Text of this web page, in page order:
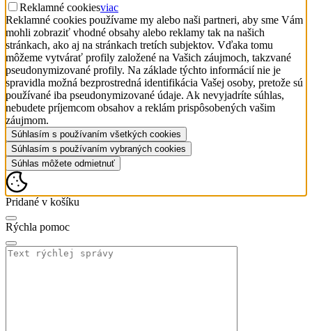
Reklamné cookiesviac
Reklamné cookies používame my alebo naši partneri, aby sme Vám
mohli zobraziť vhodné obsahy alebo reklamy tak na našich
stránkach, ako aj na stránkach tretích subjektov. Vďaka tomu
môžeme vytvárať profily založené na Vašich záujmoch, takzvané
pseudonymizované profily. Na základe týchto informácií nie je
spravidla možná bezprostredná identifikácia Vašej osoby, pretože sú
používané iba pseudonymizované údaje. Ak nevyjadríte súhlas,
nebudete príjemcom obsahov a reklám prispôsobených vašim
záujmom.
Súhlasím s používaním všetkých cookies
Súhlasím s používaním vybraných cookies
Súhlas môžete odmietnuť
Pridané v košíku
Rýchla pomoc